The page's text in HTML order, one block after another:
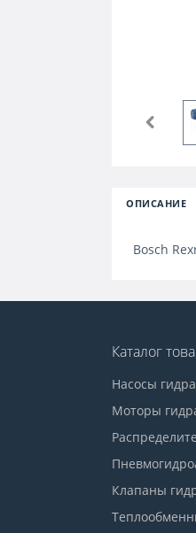
ОПИСАНИЕ
Bosch
Каталог
Насосы
Моторы
Клапаны